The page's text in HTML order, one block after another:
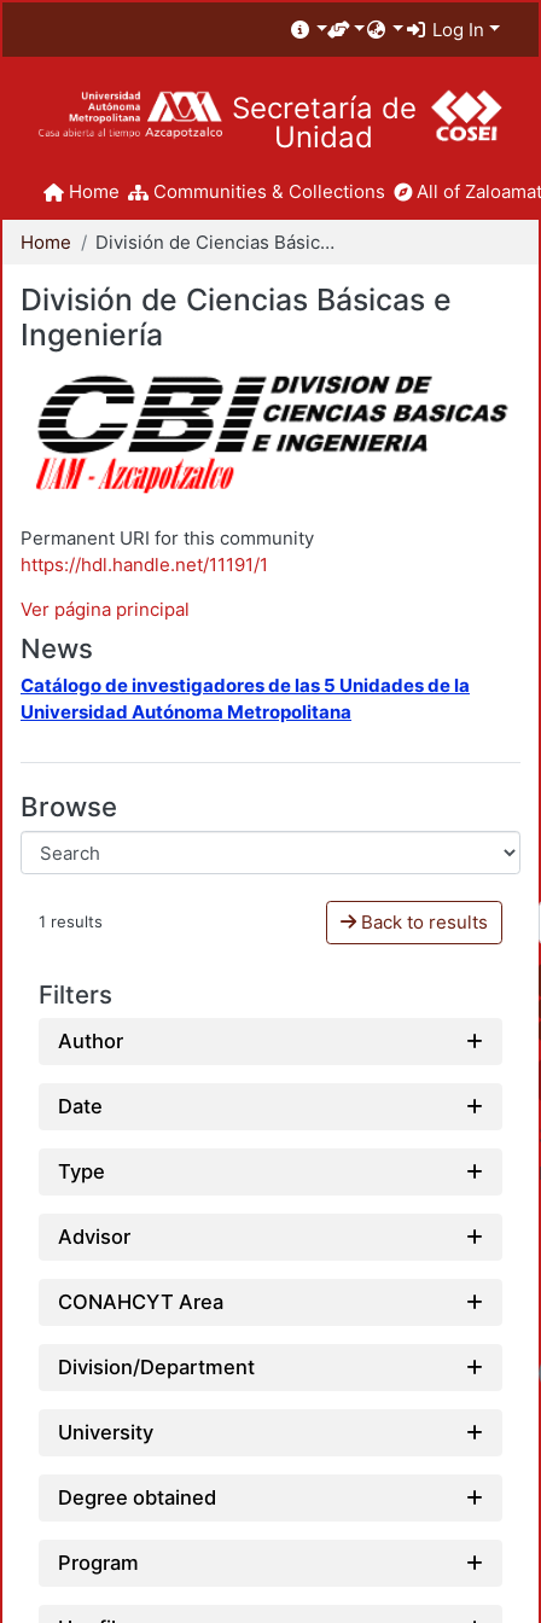
Log In
Secretaría de
Unidad
Home Communities & Collections All of
Home División de Ciencias Básicas e Ingeniería
División de Ciencias Básicas e
Ingeniería
Permanent URI for this community
https://hdl.handle.net/11191/1
Ver página principal
News
Catálogo de investigadores de las 5 Unidades de la
Universidad Autónoma Metropolitana
Browse
1 results Back to results
Filters
Author
Date
Type
Advisor
CONAHCYT Area
Division/Department
University
Degree obtained
Program